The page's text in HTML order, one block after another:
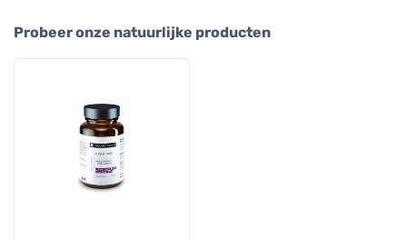
Probeer onze natuurlijke producten